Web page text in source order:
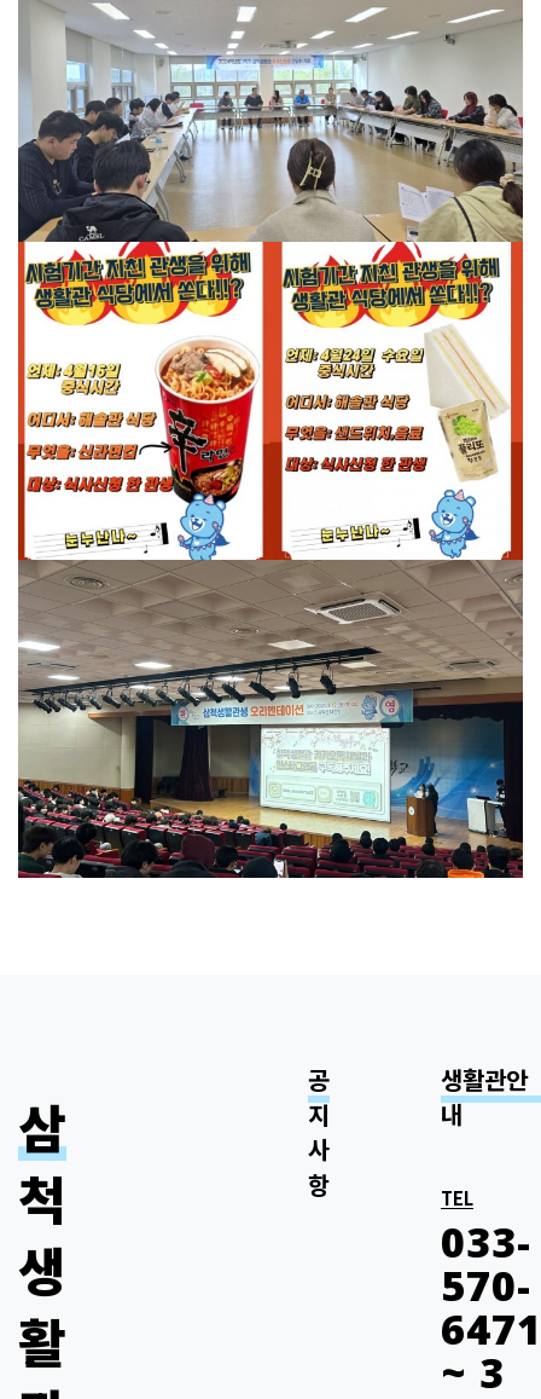
2024학년도 1학기 삼척생활관 외국인
관생 간담회를 개최하였습니다. 일시:
2024년 4월 17일 PM16:30~ 장소: 해
솔관 2층 세미나실 대상: 외국인관생
29명 / 생활관직원 11명 내용: 삼척생
활관에서 생활중인 외국인 관생들에게
생활관 이용에 필요한 사항을 전달 및
생활관 실무 직원들에게 질의응답 코너
를 통해 생활관 …
2024학년도 1학기
중간고사 특별간식
제공
2024학년도 1학기 중간고사 특별간식
제공 시험기간 지친 관생을 위해 생활
관에서 간식을 제공 하였습니다. 언제:
4월16일(화요일) 중식시간 , 4월24일
(수요일)중식시간 어디서: 해솔관 식당
무엇을: 신라면컵(4월16일 화요일), 샌
드위치&음료(4월24일 수요일) 대상:
식사신청 한 관생
2024학년도 1학기
삼척생활관생 오리
엔테이션 개최
2024학년도 1학기 삼척생활관생 오리
엔테이션을 아래와 같이 개최하였습니
다. 1. 일 시 : 2024. 3. 12.(화) 19:00 ~
20:30 2. 장 소 : 5공학관 대강당 3. 대
상 : 삼척생활관생 4. 내 용 : 관생생활
수칙 및 이용방법(외박신청), 점호 안
내, 경품추첨 등 * 행정사…
삼
척
생
활
공
지
사
항
삼척생활관 신축생활
2026_2학기. 삼척생활관 입실
2026년 2학기 식당 근로장학
생활관안
내
TEL
033-
570-
6471
~ 3